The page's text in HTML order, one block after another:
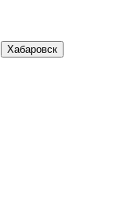
Хабаровск